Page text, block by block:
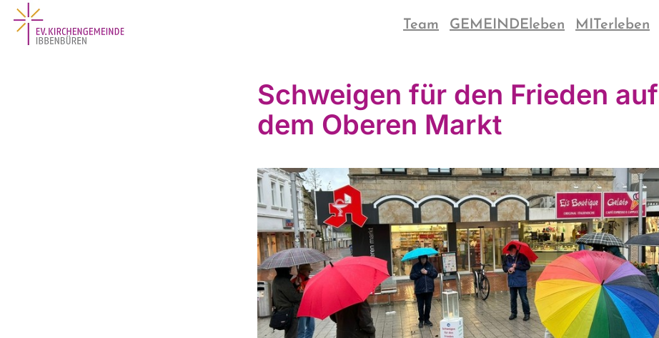
Team GEMEINDEleben MITerleben
Schweigen für den Frieden auf
dem Oberen Markt